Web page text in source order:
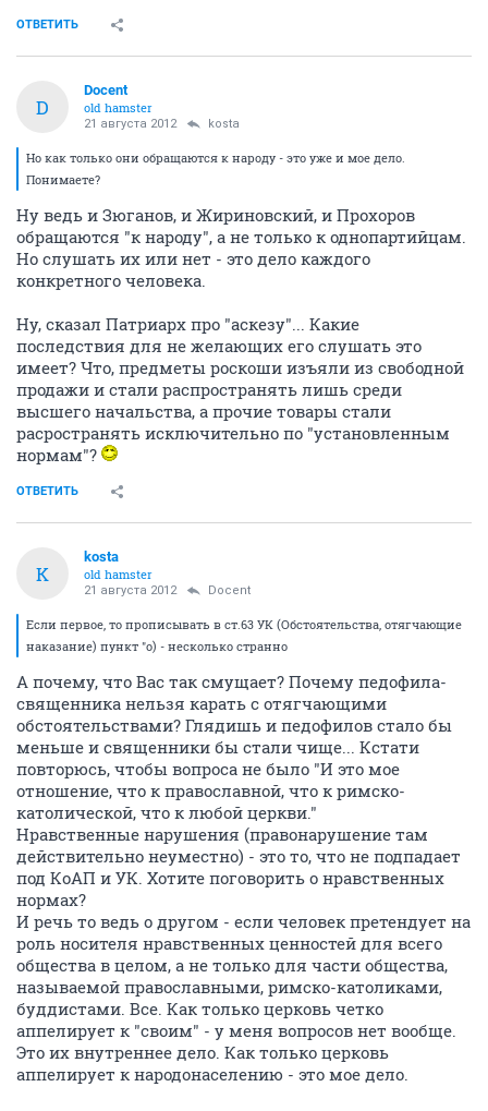
ОТВЕТИТЬ
D
Docent
old hamster
21 августа 2012 kosta
Но как только они обращаются к народу - это уже и мое дело.
Понимаете?
Ну ведь и Зюганов, и Жириновский, и Прохоров
обращаются "к народу", а не только к однопартийцам.
Но слушать их или нет - это дело каждого
конкретного человека.
Ну, сказал Патриарх про "аскезу"... Какие
последствия для не желающих его слушать это
имеет? Что, предметы роскоши изъяли из свободной
продажи и стали распространять лишь среди
высшего начальства, а прочие товары стали
расространять исключительно по "установленным
нормам"?
ОТВЕТИТЬ
K
kosta
old hamster
21 августа 2012 Docent
Если первое, то прописывать в ст.63 УК (Обстоятельства, отягчающие
наказание) пункт "о) - несколько странно
А почему, что Вас так смущает? Почему педофила-
священника нельзя карать с отягчающими
обстоятельствами? Глядишь и педофилов стало бы
меньше и священники бы стали чище... Кстати
повторюсь, чтобы вопроса не было "И это мое
отношение, что к православной, что к римско-
католической, что к любой церкви."
Нравственные нарушения (правонарушение там
действительно неуместно) - это то, что не подпадает
под КоАП и УК. Хотите поговорить о нравственных
нормах?
И речь то ведь о другом - если человек претендует на
роль носителя нравственных ценностей для всего
общества в целом, а не только для части общества,
называемой православными, римско-католиками,
буддистами. Все. Как только церковь четко
аппелирует к "своим" - у меня вопросов нет вообще.
Это их внутреннее дело. Как только церковь
аппелирует к народонаселению - это мое дело.